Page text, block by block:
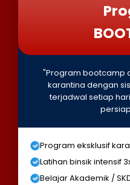
"Program bootcamp
karantina dengan
terjadwal setiap
Program eksklusif
Latihan binsik intensif
Belajar Akademik /